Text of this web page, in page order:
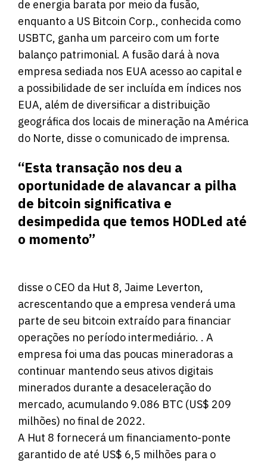
de energia barata por meio da fusão,
enquanto a US Bitcoin Corp., conhecida como
USBTC, ganha um parceiro com um forte
balanço patrimonial. A fusão dará à nova
empresa sediada nos EUA acesso ao capital e
a possibilidade de ser incluída em índices nos
EUA, além de diversificar a distribuição
geográfica dos locais de mineração na América
do Norte, disse o comunicado de imprensa.
“Esta transação nos deu a
oportunidade de alavancar a pilha
de bitcoin significativa e
desimpedida que temos HODLed até
o momento”
disse o CEO da Hut 8, Jaime Leverton,
acrescentando que a empresa venderá uma
parte de seu bitcoin extraído para financiar
operações no período intermediário. . A
empresa foi uma das poucas mineradoras a
continuar mantendo seus ativos digitais
minerados durante a desaceleração do
mercado, acumulando 9.086 BTC (US$ 209
milhões) no final de 2022.
A Hut 8 fornecerá um financiamento-ponte
garantido de até US$ 6,5 milhões para o